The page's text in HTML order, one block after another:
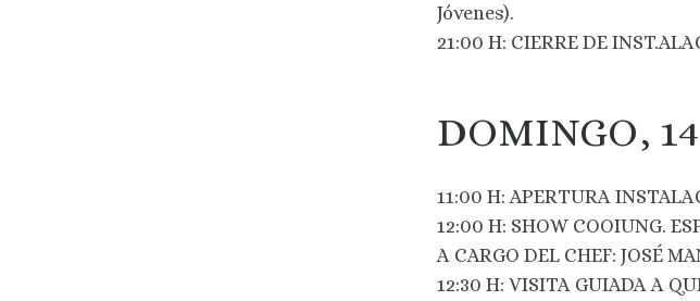
Jóvenes).
21:00 H: CIERRE DE
DOMINGO,
11:00 H: APERTURA
12:00 H: SHOW COOIUNG.
A CARGO DEL CHEF: JOSÉ
12:30 H: VISITA GUIADA A